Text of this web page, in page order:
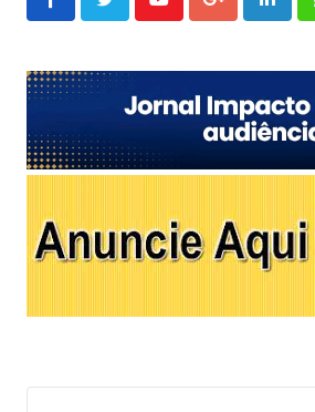
YoutubeGoogle+